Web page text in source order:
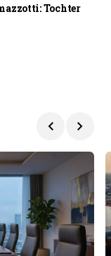
Tochter